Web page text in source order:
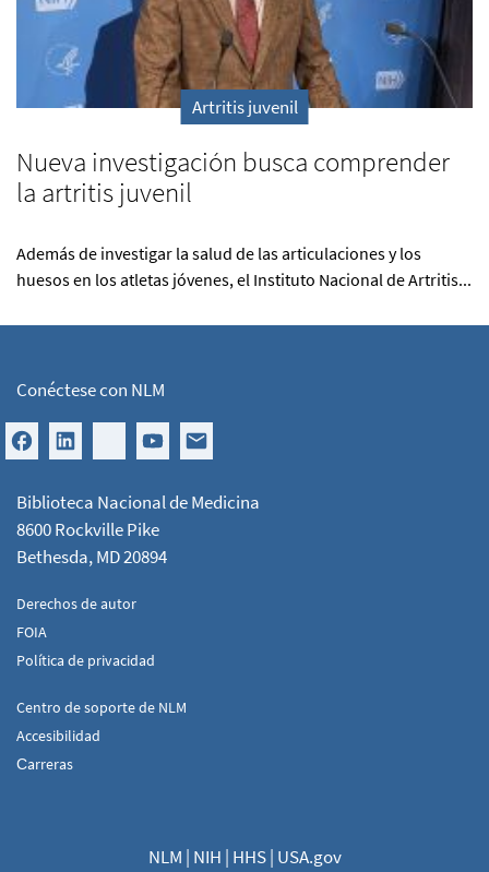
Artritis juvenil
Nueva investigación busca comprender
la artritis juvenil
Además de investigar la salud de las articulaciones y los
huesos en los atletas jóvenes, el Instituto Nacional de Artritis...
Conéctese con NLM
Biblioteca Nacional de Medicina
8600 Rockville Pike
Bethesda, MD 20894
Derechos de autor
FOIA
Política de privacidad
Centro de soporte de NLM
Accesibilidad
Сarreras
NLM | NIH | HHS| USA.gov